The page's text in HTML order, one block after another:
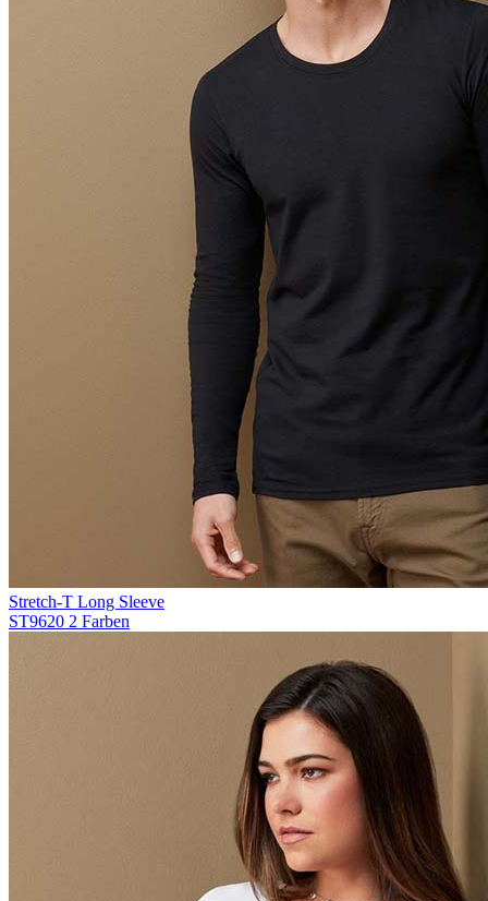
Stretch-T Long Sleeve
ST9620 2 Farben